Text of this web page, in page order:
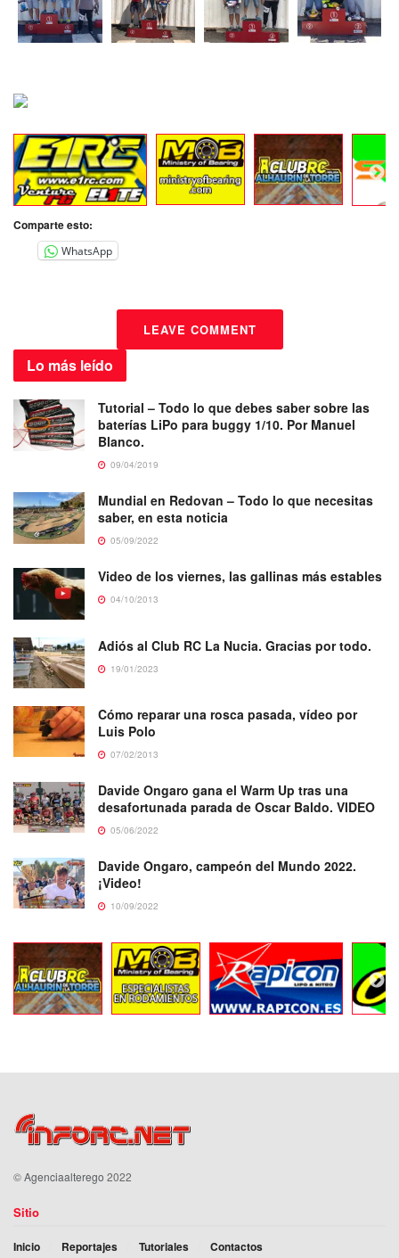
Comparte esto:
WhatsApp
LEAVE COMMENT
Lo más leído
Tutorial – Todo lo que debes saber sobre las
baterías LiPo para buggy 1/10. Por Manuel
Blanco.
09/04/2019
Mundial en Redovan – Todo lo que necesitas
saber, en esta noticia
05/09/2022
Video de los viernes, las gallinas más estables
04/10/2013
Adiós al Club RC La Nucia. Gracias por todo.
19/01/2023
Cómo reparar una rosca pasada, vídeo por
Luis Polo
07/02/2013
Davide Ongaro gana el Warm Up tras una
desafortunada parada de Oscar Baldo. VIDEO
05/06/2022
Davide Ongaro, campeón del Mundo 2022.
¡Video!
10/09/2022
©Agenciaalterego 2022
Sitio
Inicio Reportajes Tutoriales Contactos